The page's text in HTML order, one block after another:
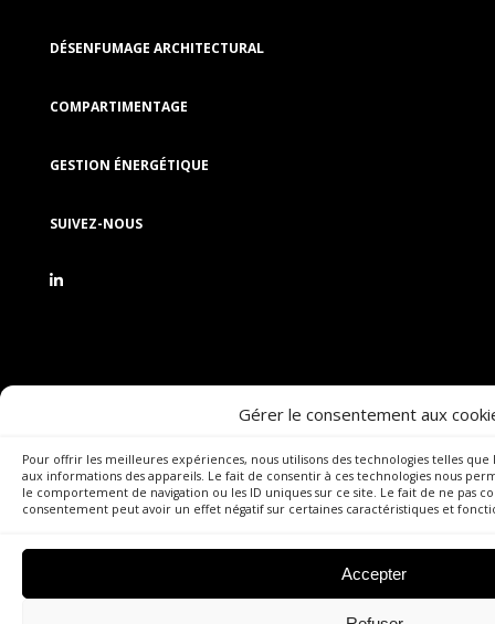
Gérer le consentement aux
Pour offrir les meilleures expériences, nous utilisons des technologies telles
aux informations des appareils. Le fait de consentir à ces technologies nous
le comportement de navigation ou les ID uniques sur ce site. Le fait de ne pas
consentement peut avoir un effet négatif sur certaines caractéristiques et
Accepter
DÉSENFUMAGE ARCHITECTURAL
COMPARTIMENTAGE
GESTION ÉNERGÉTIQUE
SUIVEZ-NOUS